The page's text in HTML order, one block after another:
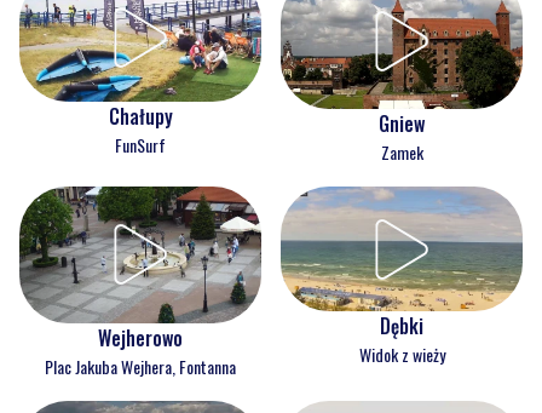
Chałupy
FunSurf
Gniew
Zamek
Wejherowo
Plac Jakuba Wejhera, Fontanna
Dębki
Widok z wieży